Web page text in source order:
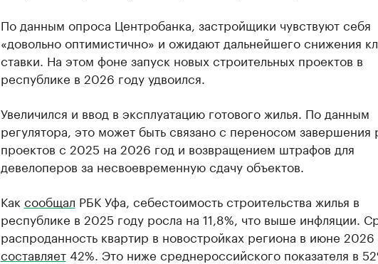
По данным опроса Центробанка, застройщики чувствуют себя
«довольно оптимистично» и ожидают дальнейшего снижения
ставки. На этом фоне запуск новых строительных проектов в
республике в 2026 году удвоился.
Увеличился и ввод в эксплуатацию готового жилья. По данным
регулятора, это может быть связано с переносом завершения
проектов с 2025 на 2026 год и возвращением штрафов для
девелоперов за несвоевременную сдачу объектов.
Как сообщал РБК Уфа, себестоимость строительства жилья в
республике в 2025 году росла на 11,8%, что выше инфляции.
распроданность квартир в новостройках региона в июне 2026
составляет42%. Это ниже среднероссийского показателя в